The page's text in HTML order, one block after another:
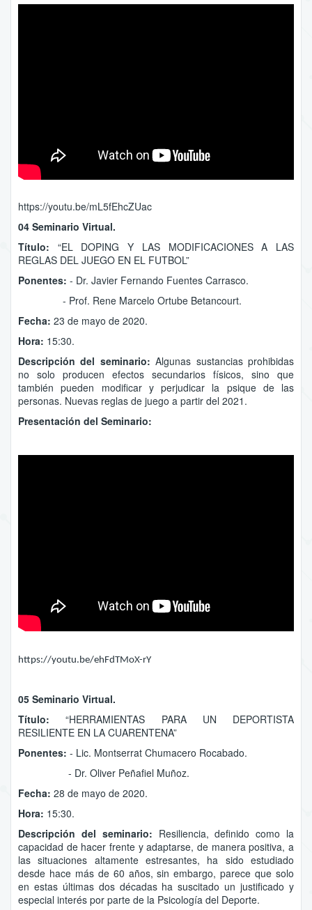
https://youtu.be/mL5fEhcZUac
04 Seminario Virtual.
Título: “EL DOPING Y LAS MODIFICACIONES A LAS
REGLAS DEL JUEGO EN EL FUTBOL”
Ponentes: - Dr. Javier Fernando Fuentes Carrasco.
- Prof. Rene Marcelo Ortube Betancourt.
Fecha: 23 de mayo de 2020.
Hora: 15:30.
Descripción del seminario:Algunas sustancias prohibidas
no solo producen efectos secundarios físicos, sino que
también pueden modificar y perjudicar la psique de las
personas. Nuevas reglas de juego a partir del 2021.
Presentación del Seminario:
https://youtu.be/ehFdTMoX-rY
05 Seminario Virtual.
Título: “HERRAMIENTAS PARA UN DEPORTISTA
RESILIENTE EN LA CUARENTENA”
Ponentes: - Lic. Montserrat Chumacero Rocabado.
- Dr. Oliver Peñafiel Muñoz.
Fecha: 28 de mayo de 2020.
Hora: 15:30.
Descripción del seminario: Resiliencia, definido como la
capacidad de hacer frente y adaptarse, de manera positiva, a
las situaciones altamente estresantes, ha sido estudiado
desde hace más de 60 años, sin embargo, parece que solo
en estas últimas dos décadas ha suscitado un justificado y
especial interés por parte de la Psicología del Deporte.